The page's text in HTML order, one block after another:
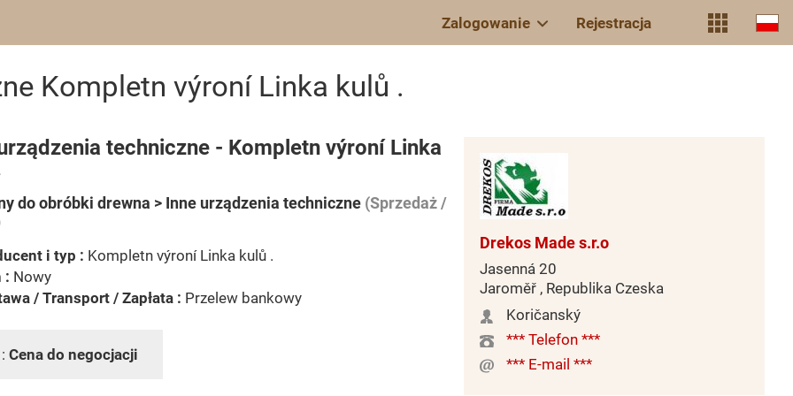
Zalogowanie Rejestracja
Kompletn výroní Linka kulů .
techniczne - Kompletn výroní Linka
do obróbki drewna > Inne urządzenia techniczne (Sprzedaż /
i typ : Kompletn výroní Linka kulů .
: Nowy
/ Transport / Zapłata : Przelew bankowy
Cena do negocjacji
Drekos Made s.r.o
Jasenná 20
Jaroměř , Republika Czeska
Koričanský
*** Telefon ***
*** E-mail ***